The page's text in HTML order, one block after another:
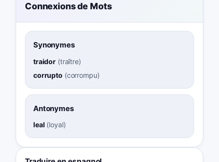
Connexions de Mots
Synonymes
traidor (traître)
corrupto (corrompu)
Antonymes
leal (loyal)